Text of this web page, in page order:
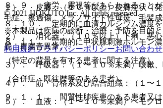
８．９． 疲労、霧視等があらわれること
８．１０． 定期的に血清カルシウム濃度
８．１１． 定期的に甲状腺刺激ホルモン濃
（特定の背景を有する患者に関する注意）
（合併症・既往歴等のある患者）
９．１．１． 間質性肺疾患のある患者又
１）． 皮膚：（１０％以上）皮膚症状（
毛症、擦過傷、メラノサイト性母斑、毛髪
２）． 消化器：（１０％以上）下痢、悪
屁、胃腸音異常。
３）． 呼吸器：（１〜１０％未満）咳嗽
４）． 筋・骨格系及び結合組織：（１〜
５）． 血液：（１〜１０％未満）ヘモグ
© 2021 HOKUTO Inc. All rights reserved.
※本製品は疾病の診断・治療・予防を目的
利用規約プライバシーポリシーお問い合わせ